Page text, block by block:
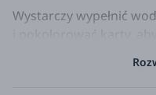
Wystarczy wypełnić
i pokolorować karty,
wyschną, można